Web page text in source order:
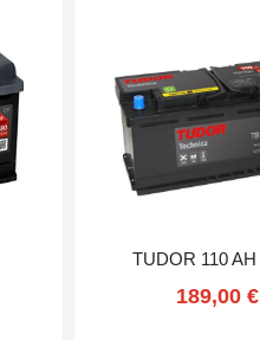
TUDOR 110
189,00 €